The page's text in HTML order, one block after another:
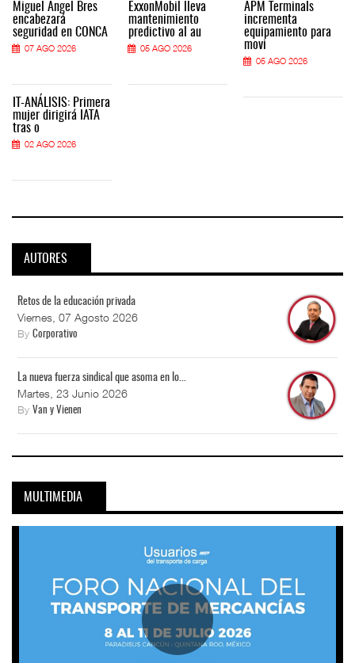
Miguel Ángel Bres
encabezará
seguridad en CONCA
07 AGO 2026
IT-ANÁLISIS: Primera
mujer dirigirá IATA
tras o
02 AGO 2026
ExxonMobil lleva
mantenimiento
predictivo al au
05 AGO 2026
APM Terminals
incrementa
equipamiento para
movi
05 AGO 2026
AUTORES
Retos de la educación privada
Viernes, 07 Agosto 2026
By Corporativo
La nueva fuerza sindical que asoma en lo...
Martes, 23 Junio 2026
By Van y Vienen
MULTIMEDIA